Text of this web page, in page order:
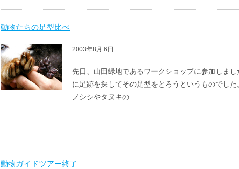
動物たちの足型比べ
2003年8月 6日
先日、山田緑地であるワークショップに参加しま
に足跡を探してその足型をとろうというものでし
ノシシやタヌキの...
動物ガイドツアー終了